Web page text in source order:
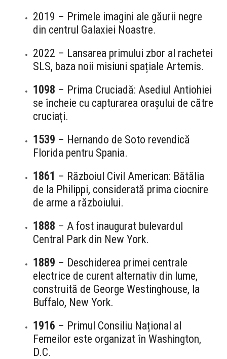
2019 – Primele imagini ale găurii negre
din centrul Galaxiei Noastre.
2022 – Lansarea primului zbor al rachetei
SLS, baza noii misiuni spațiale Artemis.
1098 – Prima Cruciadă: Asediul Antiohiei
se încheie cu capturarea orașului de către
cruciați.
1539 – Hernando de Soto revendică
Florida pentru Spania.
1861 – Războiul Civil American: Bătălia
de la Philippi, considerată prima ciocnire
de arme a războiului.
1888 – A fost inaugurat bulevardul
Central Park din New York.
1889 – Deschiderea primei centrale
electrice de curent alternativ din lume,
construită de George Westinghouse, la
Buffalo, New York.
1916 – Primul Consiliu Național al
Femeilor este organizat în Washington,
D.C.